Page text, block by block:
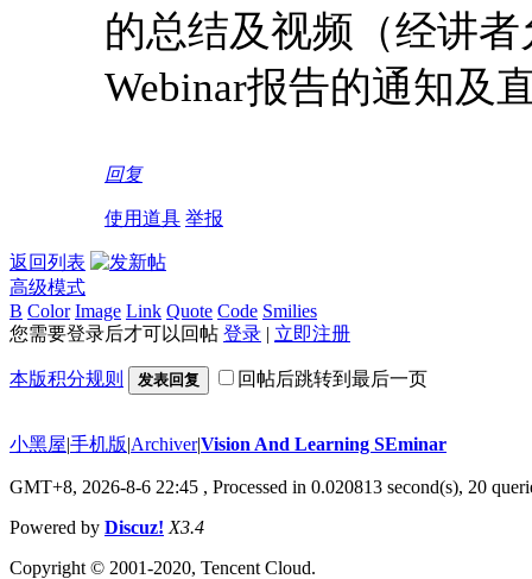
的总结及视频（经讲
Webinar报告的通知及
回复
使用道具 举报
返回列表
高级模式
B Color Image Link Quote Code Smilies
您需要登录后才可以回帖 登录 | 立即注册
本版积分规则 发表回复 回帖后跳转到最后一页
小黑屋|手机版|Archiver|Vision And Learning SEminar
GMT+8, 2026-8-6 22:45 , Processed in 0.020813 second(s), 20
Powered by Discuz! X3.4
Copyright © 2001-2020, Tencent Cloud.